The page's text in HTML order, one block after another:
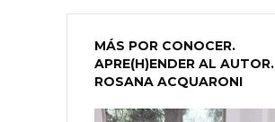
MÁS POR CONOCER.
APRE(H)ENDER AL AUTOR.
ROSANA ACQUARONI